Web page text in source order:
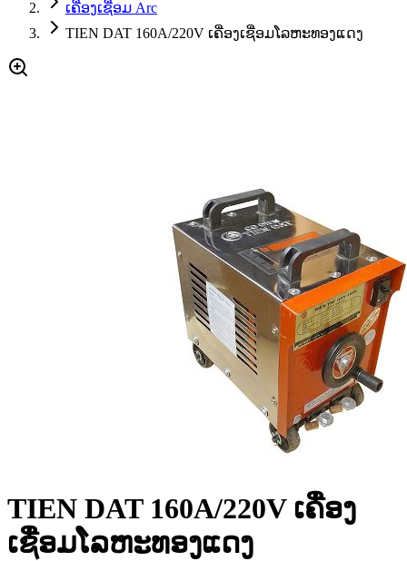
ເຄື່ອງເຊື່ອມ Arc
TIEN DAT 160A/220V ເຄື່ອງເຊື່ອມໂລຫະທອງແດງ
TIEN DAT 160A/220V ເຄື່ອງ
ເຊື່ອມໂລຫະທອງແດງ